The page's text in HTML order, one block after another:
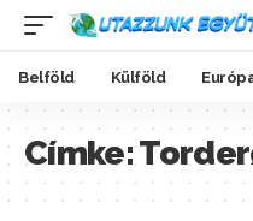
Belföld Külföld
Címke: